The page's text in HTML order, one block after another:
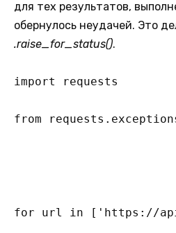
для тех результатов,
обернулось неудачей. Это
.raise_for_status().
import requests
from
for url in ['https://